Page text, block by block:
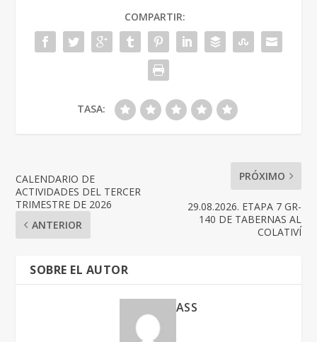
COMPARTIR:
TASA:
CALENDARIO DE
ACTIVIDADES DEL TERCER
TRIMESTRE DE 2026
ANTERIOR
PRÓXIMO
29.08.2026. ETAPA 7 GR-
140 DE TABERNAS AL
COLATIVÍ
SOBRE EL AUTOR
ASS